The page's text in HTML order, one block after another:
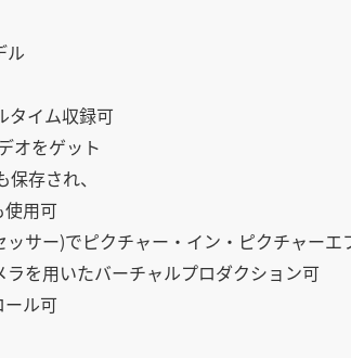
ル
タイム収録可
オをゲット
存され、
用可
サー)でピクチャー・イン・ピクチャーエ
を用いたバーチャルプロダクション可
ル可